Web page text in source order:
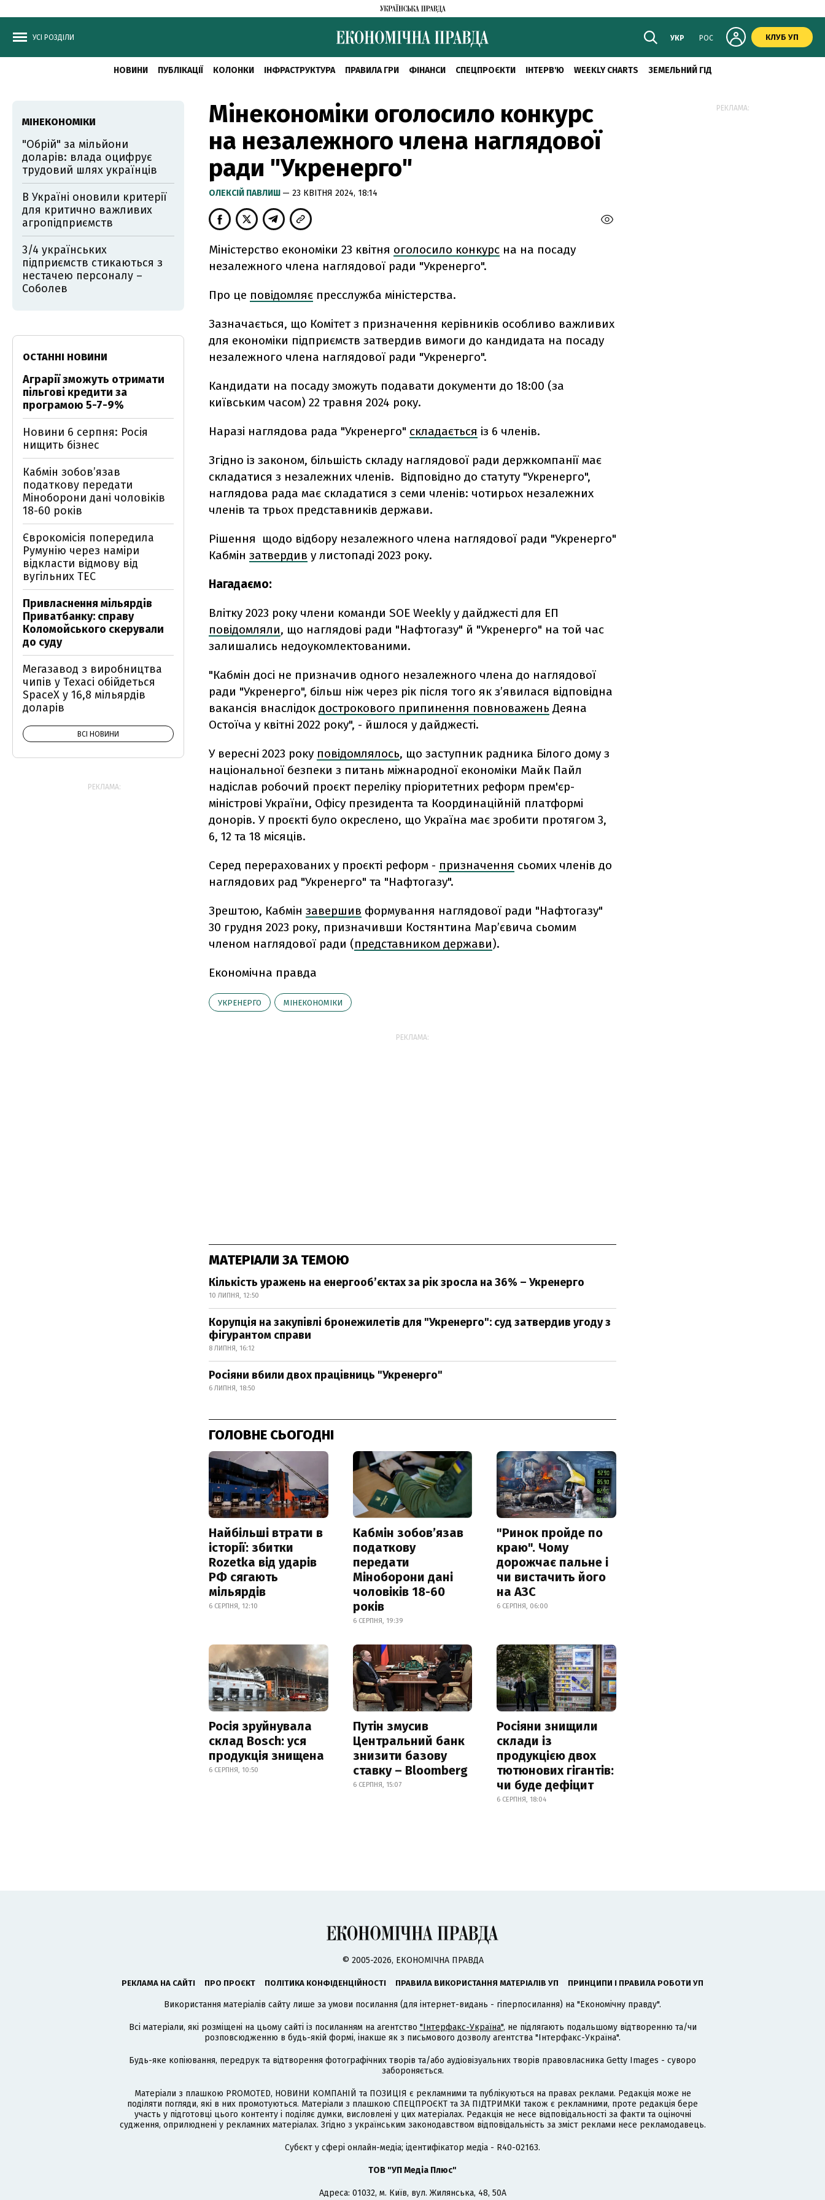
УСІ РОЗДІЛИ УКР РОС КЛУБ УП
НОВИНИ ПУБЛІКАЦІЇ КОЛОНКИ ІНФРАСТРУКТУРА ПРАВИЛА ГРИ ФІНАНСИ СПЕЦПРОЄКТИ ІНТЕРВ'Ю WEEKLY CHARTS ЗЕМЕЛЬНИЙ ГІД
Мінекономіки оголосило конкурс
на незалежного члена наглядової
ради "Укренерго"
ОЛЕКСІЙ ПАВЛИШ — 23 КВІТНЯ 2024, 18:14
Міністерство економіки 23 квітня оголосило конкурс на на посаду
незалежного члена наглядової ради "Укренерго".
Про це повідомляє пресслужба міністерства.
Зазначається, що Комітет з призначення керівників особливо важливих
для економіки підприємств затвердив вимоги до кандидата на посаду
незалежного члена наглядової ради "Укренерго".
Кандидати на посаду зможуть подавати документи до 18:00 (за
київським часом) 22 травня 2024 року.
Наразі наглядова рада "Укренерго" складається із 6 членів.
Згідно із законом, більшість складу наглядової ради держкомпанії має
складатися з незалежних членів. Відповідно до статуту "Укренерго",
наглядова рада має складатися з семи членів: чотирьох незалежних
членів та трьох представників держави.
Рішення щодо відбору незалежного члена наглядової ради "Укренерго"
Кабмін затвердив у листопаді 2023 року.
Нагадаємо:
Влітку 2023 року члени команди SOE Weekly у дайджесті для ЕП
повідомляли, що наглядові ради "Нафтогазу" й "Укренерго" на той час
залишались недоукомлектованими.
"Кабмін досі не призначив одного незалежного члена до наглядової
ради "Укренерго", більш ніж через рік після того як з’явилася відповідна
вакансія внаслідок дострокового припинення повноважень Деяна
Остоїча у квітні 2022 року", - йшлося у дайджесті.
У вересні 2023 року повідомлялось, що заступник радника Білого дому з
національної безпеки з питань міжнародної економіки Майк Пайл
надіслав робочий проєкт переліку пріоритетних реформ прем'єр-
міністрові України, Офісу президента та Координаційній платформі
донорів. У проєкті було окреслено, що Україна має зробити протягом 3,
6, 12 та 18 місяців.
Серед перерахованих у проєкті реформ - призначення сьомих членів до
наглядових рад "Укренерго" та "Нафтогазу".
Зрештою, Кабмін завершив формування наглядової ради "Нафтогазу"
30 грудня 2023 року, призначивши Костянтина Мар’євича сьомим
членом наглядової ради (представником держави).
Економічна правда
УКРЕНЕРГО МІНЕКОНОМІКИ
РЕКЛАМА:
МАТЕРІАЛИ ЗА ТЕМОЮ
Кількість уражень на енергооб’єктах за рік зросла на 36% – Укренерго
10 ЛИПНЯ, 12:50
Корупція на закупівлі бронежилетів для "Укренерго": суд затвердив угоду з
фігурантом справи
8 ЛИПНЯ, 16:12
Росіяни вбили двох працівниць "Укренерго"
6 ЛИПНЯ, 18:50
ГОЛОВНЕ СЬОГОДНІ
Найбільші втрати в
історії: збитки
Rozetka від ударів
РФ сягають
мільярдів
6 СЕРПНЯ, 12:10
Кабмін зобовʼязав
податкову
передати
Міноборони дані
чоловіків 18-60
років
6 СЕРПНЯ, 19:39
"Ринок пройде по
краю". Чому
дорожчає пальне і
чи вистачить його
на АЗС
6 СЕРПНЯ, 06:00
Росія зруйнувала
склад Bosch: уся
продукція знищена
6 СЕРПНЯ, 10:50
Путін змусив
Центральний банк
знизити базову
ставку – Bloomberg
6 СЕРПНЯ, 15:07
Росіяни знищили
склади із
продукцією двох
тютюнових гігантів:
чи буде дефіцит
6 СЕРПНЯ, 18:04
МІНЕКОНОМІКИ
"Обрій" за мільйони
доларів: влада оцифрує
трудовий шлях українців
В Україні оновили критерії
для критично важливих
агропідприємств
3/4 українських
підприємств стикаються з
нестачею персоналу –
Соболев
ОСТАННІ НОВИНИ
Аграрії зможуть отримати
пільгові кредити за
програмою 5-7-9%
Новини 6 серпня: Росія
нищить бізнес
Кабмін зобовʼязав
податкову передати
Міноборони дані чоловіків
18-60 років
Єврокомісія попередила
Румунію через наміри
відкласти відмову від
вугільних ТЕС
Привласнення мільярдів
Приватбанку: справу
Коломойського скерували
до суду
Мегазавод з виробництва
чипів у Техасі обійдеться
SpaceX у 16,8 мільярдів
доларів
ВСІ НОВИНИ
РЕКЛАМА:
РЕКЛАМА:
© 2005-2026, ЕКОНОМІЧНА ПРАВДА
РЕКЛАМА НА САЙТІ ПРО ПРОЄКТ ПОЛІТИКА КОНФІДЕНЦІЙНОСТІ ПРАВИЛА ВИКОРИСТАННЯ МАТЕРІАЛІВ УП ПРИНЦИПИ І ПРАВИЛА РОБОТИ УП
Використання матеріалів сайту лише за умови посилання (для інтернет-видань - гіперпосилання) на "Економічну правду".
Всі матеріали, які розміщені на цьому сайті із посиланням на агентство "Інтерфакс-Україна", не підлягають подальшому відтворенню та/чи
розповсюдженню в будь-якій формі, інакше як з письмового дозволу агентства "Інтерфакс-Україна".
Будь-яке копіювання, передрук та відтворення фотографічних творів та/або аудіовізуальних творів правовласника Getty Images - суворо
забороняється.
Матеріали з плашкою PROMOTED, НОВИНИ КОМПАНІЙ та ПОЗИЦІЯ є рекламними та публікуються на правах реклами. Редакція може не
поділяти погляди, які в них промотуються. Матеріали з плашкою СПЕЦПРОЄКТ та ЗА ПІДТРИМКИ також є рекламними, проте редакція бере
участь у підготовці цього контенту і поділяє думки, висловлені у цих матеріалах. Редакція не несе відповідальності за факти та оціночні
судження, оприлюднені у рекламних матеріалах. Згідно з українським законодавством відповідальність за зміст реклами несе рекламодавець.
Cубєкт у сфері онлайн-медіа; ідентифікатор медіа - R40-02163.
ТОВ "УП Медіа Плюс"
Адреса: 01032, м. Київ, вул. Жилянська, 48, 50А